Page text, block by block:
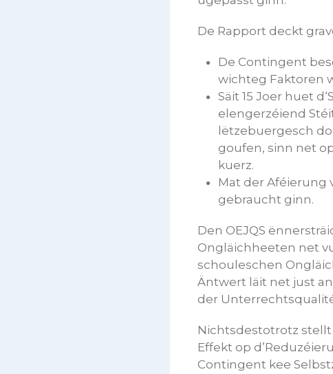
De Rapport deckt
De Contingent
wichteg Faktoren
Säit 15 Joer huet
elengerzéiend
lëtzebuergesch
goufen, sinn net
kuerz.
Mat der Aféierung
gebraucht ginn.
Den OEJQS
Ongläichheeten net
schouleschen
Äntwert läit net just
der
Nichtsdestotrotz stellt
Effekt op
Contingent kee